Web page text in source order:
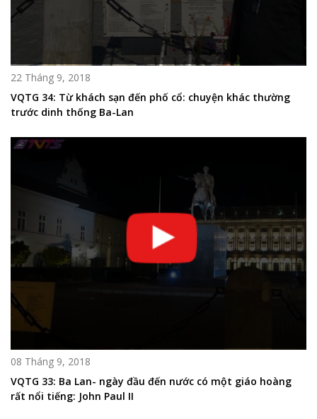
22 Tháng 9, 2018
VQTG 34: Từ khách sạn đến phố cổ: chuyện khác thường
trước dinh thống Ba-Lan
08 Tháng 9, 2018
VQTG 33: Ba Lan- ngày đầu đến nước có một giáo hoàng
rất nổi tiếng: John Paul II